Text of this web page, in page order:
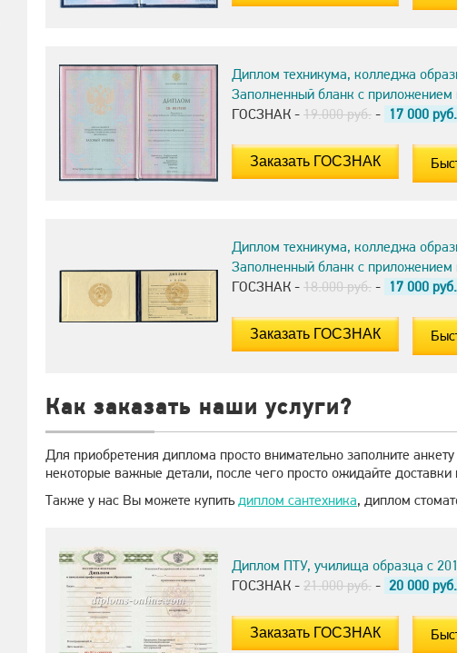
Диплом техникума, колледжа
Заполненный бланк с приложением
ГОСЗНАК - 19.000 руб. - 17 000 руб.
Диплом техникума, колледжа
Заполненный бланк с приложением
ГОСЗНАК - 18.000 руб. - 17 000 руб.
Как заказать наши услуги?
Для приобретения диплома просто внимательно заполните
некоторые важные детали, после чего просто ожидайте
Также у нас Вы можете купитьдиплом сантехника, диплом
Диплом ПТУ, училища образца с
ГОСЗНАК - 21.000 руб. - 20 000 руб.